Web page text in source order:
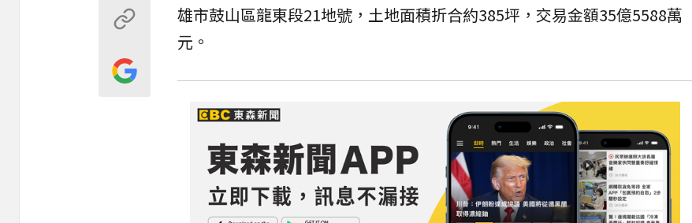
雄市鼓山區龍東段21地號，土地面積折合約385坪，交易金額35億5588萬
元。